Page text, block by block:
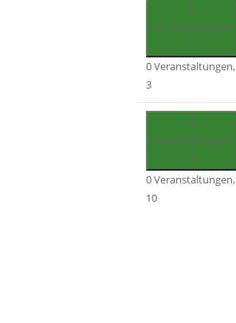
0
Veranstaltungen
3
0 Veranstaltungen,
3
0
Veranstaltungen
10
0 Veranstaltungen,
10